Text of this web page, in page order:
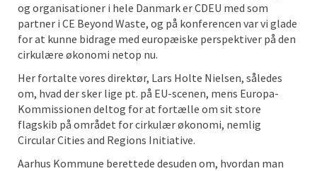
og organisationer i hele Danmark er CDEU med som
partner i CE Beyond Waste, og på konferencen var vi glade
for at kunne bidrage med europæiske perspektiver på den
cirkulære økonomi netop nu.
Her fortalte vores direktør, Lars Holte Nielsen, således
om, hvad der sker lige pt. på EU-scenen, mens Europa-
Kommissionen deltog for at fortælle om sit store
flagskib på området for cirkulær økonomi, nemlig
Circular Cities and Regions Initiative.
Aarhus Kommune berettede desuden om, hvordan man